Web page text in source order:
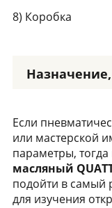
8) Коробка
Если
или мастерской
параметры, тогда
масляный
подойти в самый
для изучения